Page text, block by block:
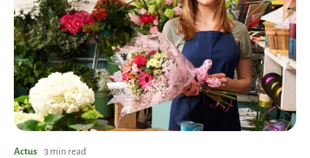
Actus 3 min read